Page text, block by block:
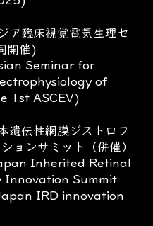
臨床視覚電気生理セ
開催)
Seminar for
of
1st ASCEV)
伝性網膜ジストロフ
ョンサミット（併催）
Inherited Retinal
Innovation Summit
IRD innovation